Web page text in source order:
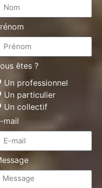
êtes ?
Un professionnel
Un particulier
Un collectif
mail